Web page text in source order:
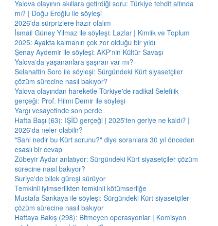
Yalova olayının akıllara getirdiği soru: Türkiye tehdit altında
mı? | Doğu Eroğlu ile söyleşi
2026'da sürprizlere hazır olalım
İsmail Güney Yılmaz ile söyleşi: Lazlar | Kimlik ve Toplum
2025: Ayakta kalmanın çok zor olduğu bir yıldı
Şenay Aydemir ile söyleşi: AKP'nin Kültür Savaşı
Yalova'da yaşananlara şaşıran var mı?
Selahattin Soro ile söyleşi: Sürgündeki Kürt siyasetçiler
çözüm sürecine nasıl bakıyor?
Yalova olayından hareketle Türkiye'de radikal Selefilik
gerçeği: Prof. Hilmi Demir ile söyleşi
Yargı vesayetinde son perde
Hafta Başı (63): IŞİD gerçeği | 2025'ten geriye ne kaldı? |
2026'da neler olabilir?
"Sahi nedir bu Kürt sorunu?" diye soranlara 30 yıl önceden
esaslı bir cevap
Zübeyir Aydar anlatıyor: Sürgündeki Kürt siyasetçiler çözüm
sürecine nasıl bakıyor?
Suriye'de bilek güreşi sürüyor
Temkinli iyimserlikten temkinli kötümserliğe
Mustafa Sarıkaya ile söyleşi: Sürgündeki Kürt siyasetçiler
çözüm sürecine nasıl bakıyor
Haftaya Bakış (298): Bitmeyen operasyonlar | Komisyon